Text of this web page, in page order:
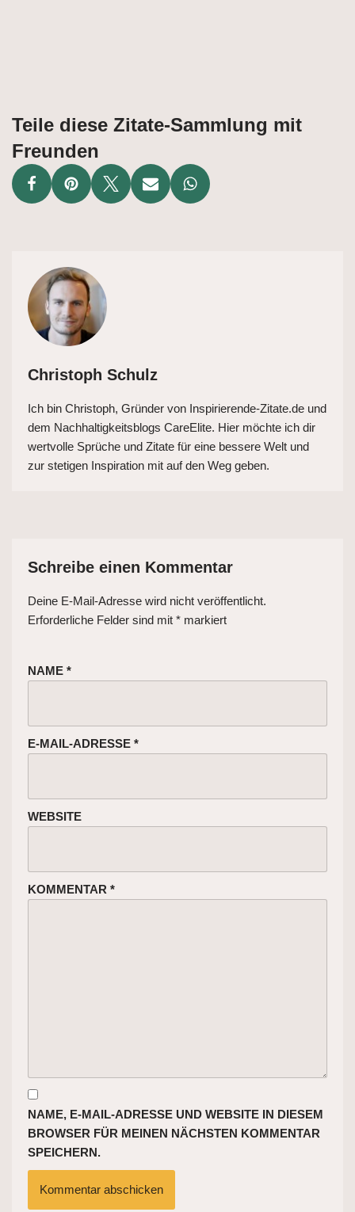
Teile diese Zitate-Sammlung mit
Freunden
Christoph Schulz
Ich bin Christoph, Gründer von Inspirierende-Zitate.de und
dem Nachhaltigkeitsblogs CareElite. Hier möchte ich dir
wertvolle Sprüche und Zitate für eine bessere Welt und
zur stetigen Inspiration mit auf den Weg geben.
Schreibe einen Kommentar
Deine E-Mail-Adresse wird nicht veröffentlicht.
Erforderliche Felder sind mit * markiert
NAME *
E-MAIL-ADRESSE *
WEBSITE
KOMMENTAR *
NAME, E-MAIL-ADRESSE UND WEBSITE IN DIESEM
BROWSER FÜR MEINEN NÄCHSTEN KOMMENTAR
SPEICHERN.